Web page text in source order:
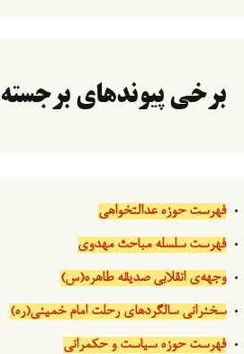
برخی پیوندهای برجسته
فهرست حوزه عدالتخواهی
فهرست سلسله مباحث مهدوی
وجهه‌ی انقلابی صدیقه طاهره(س)
سخنرانی سالگردهای رحلت امام خمینی(ره)
فهرست حوزه سیاست و حکمرانی